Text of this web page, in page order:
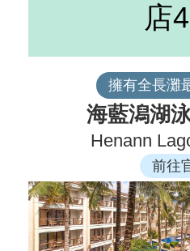
店
擁有全長灘
海藍潟湖
Henann
前往